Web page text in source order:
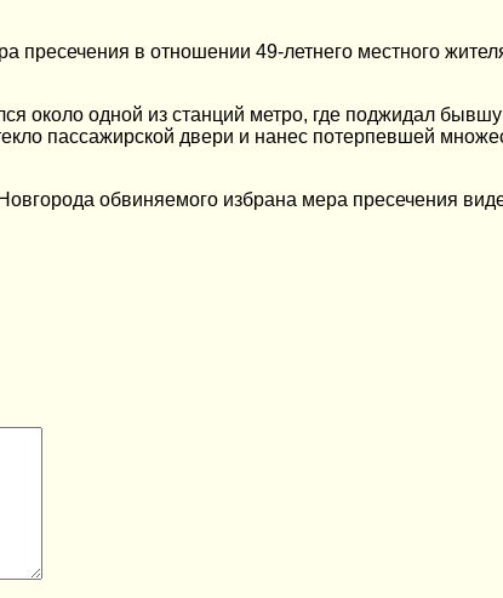
пресечения в отношении 49-летнего местного
около одной из станций метро, где поджидал
пассажирской двери и нанес потерпевшей
обвиняемого избрана мера пресечения